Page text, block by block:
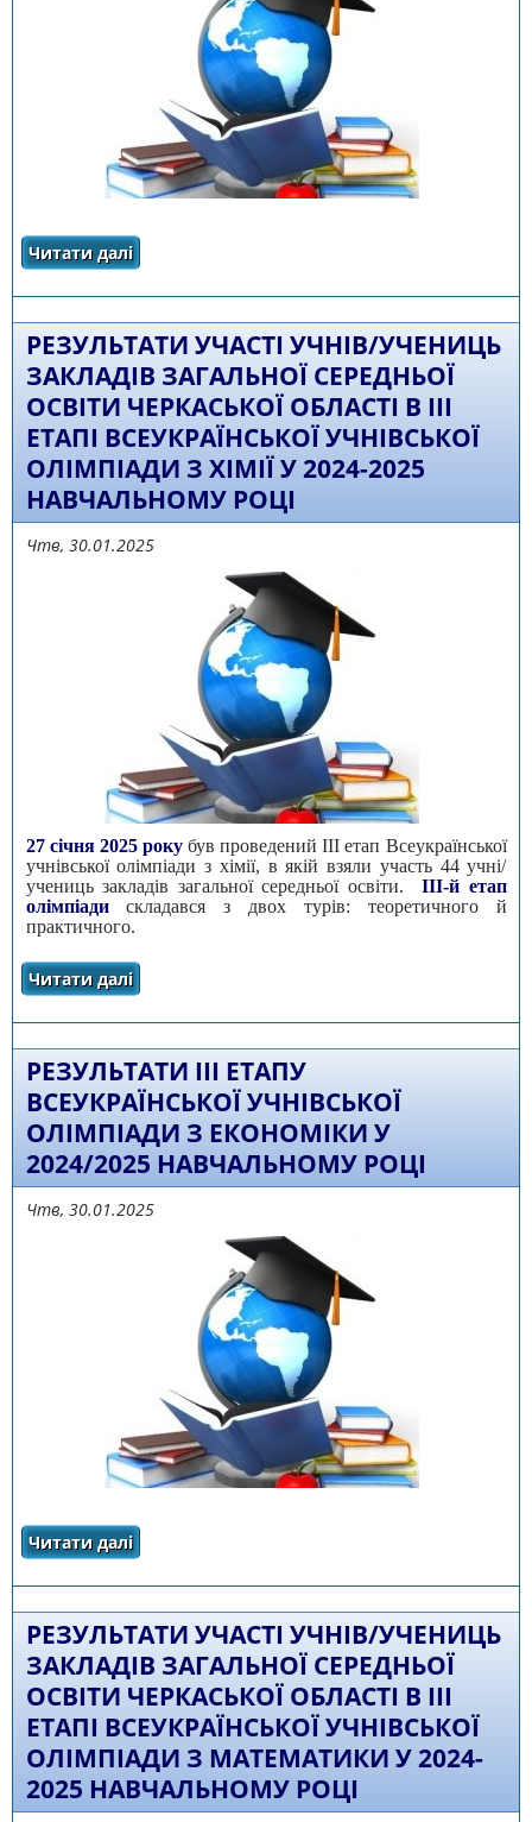
Читати далі
РЕЗУЛЬТАТИ УЧАСТІ УЧНІВ/УЧЕНИЦЬ
ЗАКЛАДІВ ЗАГАЛЬНОЇ СЕРЕДНЬОЇ
ОСВІТИ ЧЕРКАСЬКОЇ ОБЛАСТІ В III
ЕТАПІ ВСЕУКРАЇНСЬКОЇ УЧНІВСЬКОЇ
ОЛІМПІАДИ З ХІМІЇ У 2024-2025
НАВЧАЛЬНОМУ РОЦІ
Чтв, 30.01.2025
27 січня 2025 рокубув проведений III етап Всеукраїнської
учнівської олімпіади з хімії, в якій взяли участь 44 учні/
учениць закладів загальної середньої освіти. III-й етап
олімпіадискладався з двох турів: теоретичного й
практичного.
Читати далі
Черкаської області в III етапі Всеукраїнської
навчальному році
РЕЗУЛЬТАТИ ІІІ ЕТАПУ
ВСЕУКРАЇНСЬКОЇ УЧНІВСЬКОЇ
ОЛІМПІАДИ З ЕКОНОМІКИ У
2024/2025 НАВЧАЛЬНОМУ РОЦІ
Чтв, 30.01.2025
Читати далі
учнівської олімпіади з економіки у 2024/2025
навчальному році
РЕЗУЛЬТАТИ УЧАСТІ УЧНІВ/УЧЕНИЦЬ
ЗАКЛАДІВ ЗАГАЛЬНОЇ СЕРЕДНЬОЇ
ОСВІТИ ЧЕРКАСЬКОЇ ОБЛАСТІ В III
ЕТАПІ ВСЕУКРАЇНСЬКОЇ УЧНІВСЬКОЇ
ОЛІМПІАДИ З МАТЕМАТИКИ У 2024-
2025 НАВЧАЛЬНОМУ РОЦІ